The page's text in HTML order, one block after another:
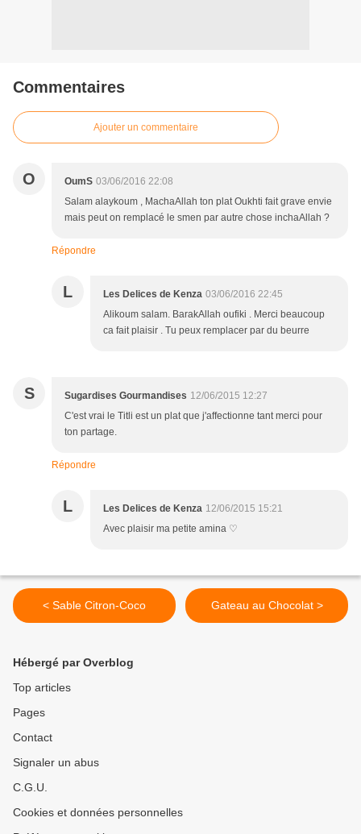
Commentaires
Ajouter un commentaire
O OumS 03/06/2016 22:08
Salam alaykoum , MachaAllah ton plat Oukhti fait grave envie
mais peut on remplacé le smen par autre chose inchaAllah ?
Répondre
L Les Delices de Kenza 03/06/2016 22:45
Alikoum salam. BarakAllah oufiki . Merci beaucoup
ca fait plaisir . Tu peux remplacer par du beurre
S Sugardises Gourmandises 12/06/2015 12:27
C'est vrai le Titli est un plat que j'affectionne tant merci pour
ton partage.
Répondre
L Les Delices de Kenza 12/06/2015 15:21
Avec plaisir ma petite amina ♡
< Sable Citron-Coco Gateau au Chocolat >
Hébergé par Overblog
Top articles
Pages
Contact
Signaler un abus
C.G.U.
Cookies et données personnelles